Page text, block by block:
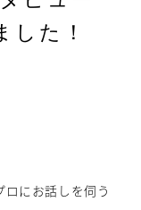
した！
にお話しを伺う